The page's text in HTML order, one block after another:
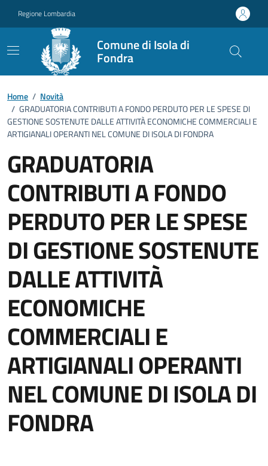
Regione Lombardia
Comune di Isola di
Fondra
Home / Novità
/ GRADUATORIA CONTRIBUTI A FONDO PERDUTO PER LE SPESE DI
GESTIONE SOSTENUTE DALLE ATTIVITÀ ECONOMICHE COMMERCIALI E
ARTIGIANALI OPERANTI NEL COMUNE DI ISOLA DI FONDRA
GRADUATORIA
CONTRIBUTI A FONDO
PERDUTO PER LE SPESE
DI GESTIONE SOSTENUTE
DALLE ATTIVITÀ
ECONOMICHE
COMMERCIALI E
ARTIGIANALI OPERANTI
NEL COMUNE DI ISOLA DI
FONDRA